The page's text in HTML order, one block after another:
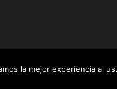
la mejor experiencia al